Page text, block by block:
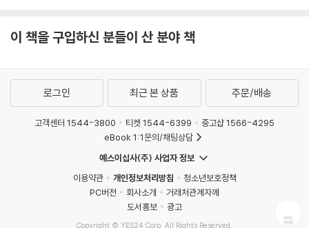
ctice Online + Cont
line + Content Revie
이 책을 구입하신 분들이 산 분야 책
로그인 최근 본 상품 주문/배송
고객센터 1544-3800 티켓 1544-6399
중고샵 1566-4295
eBook 1:1문의/채팅상담
예스이십사(주) 사업자 정보
이용약관
개인정보처리방침
청소년보호정책
PC버전
회사소개
거래처관계자께
도서홍보
광고
Copyright © YES24 Corp. All Rights Reserved.